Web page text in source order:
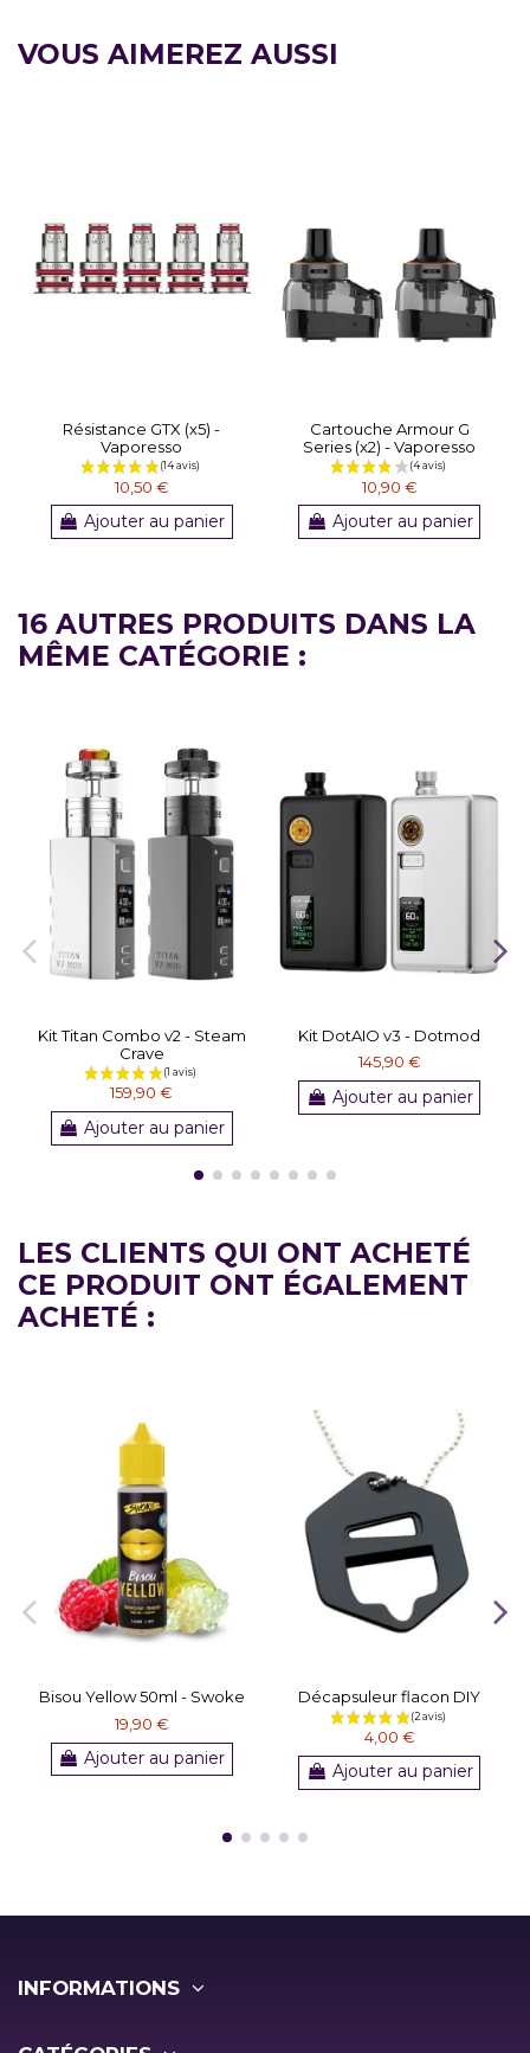
VOUS AIMEREZ AUSSI
Résistance GTX (x5) -
Vaporesso
10,50 €
Ajouter au panier
Cartouche Armour G
Series (x2) - Vaporesso
10,90 €
Ajouter au panier
16 AUTRES PRODUITS DANS LA
MÊME CATÉGORIE :
Kit Titan Combo v2 - Steam
Crave
159,90 €
Ajouter au panier
Kit DotAIO v3 - Dotmod
145,90 €
Ajouter au panier
LES CLIENTS QUI ONT ACHETÉ
CE PRODUIT ONT ÉGALEMENT
ACHETÉ :
Bisou Yellow 50ml - Swoke
19,90 €
Ajouter au panier
Décapsuleur flacon DIY
4,00 €
Ajouter au panier
INFORMATIONS